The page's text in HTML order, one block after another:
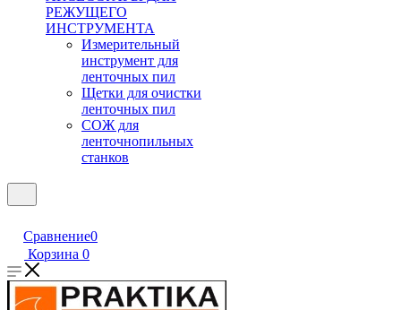
РЕЖУЩЕГО
ИНСТРУМЕНТА
Измерительный
инструмент для
ленточных пил
Щетки для очистки
ленточных пил
СОЖ для
ленточнопильных
станков
Сравнение0
Корзина 0